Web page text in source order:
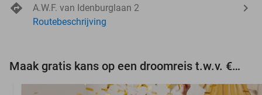
A.W.F. van Idenburglaan 2
Routebeschrijving
Maak gratis kans op een droomreis t.w.v. €3.000!